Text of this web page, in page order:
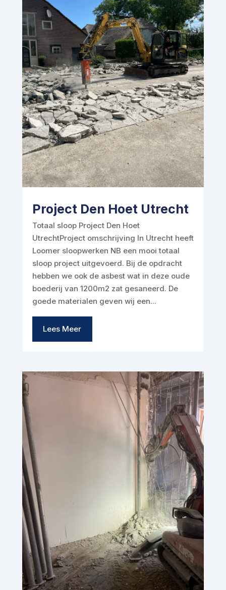
Project Den Hoet Utrecht
Totaal sloop Project Den Hoet
UtrechtProject omschrijving In Utrecht heeft
Loomer sloopwerken NB een mooi totaal
sloop project uitgevoerd. Bij de opdracht
hebben we ook de asbest wat in deze oude
boederij van 1200m2 zat gesaneerd. De
goede materialen geven wij een...
Lees Meer